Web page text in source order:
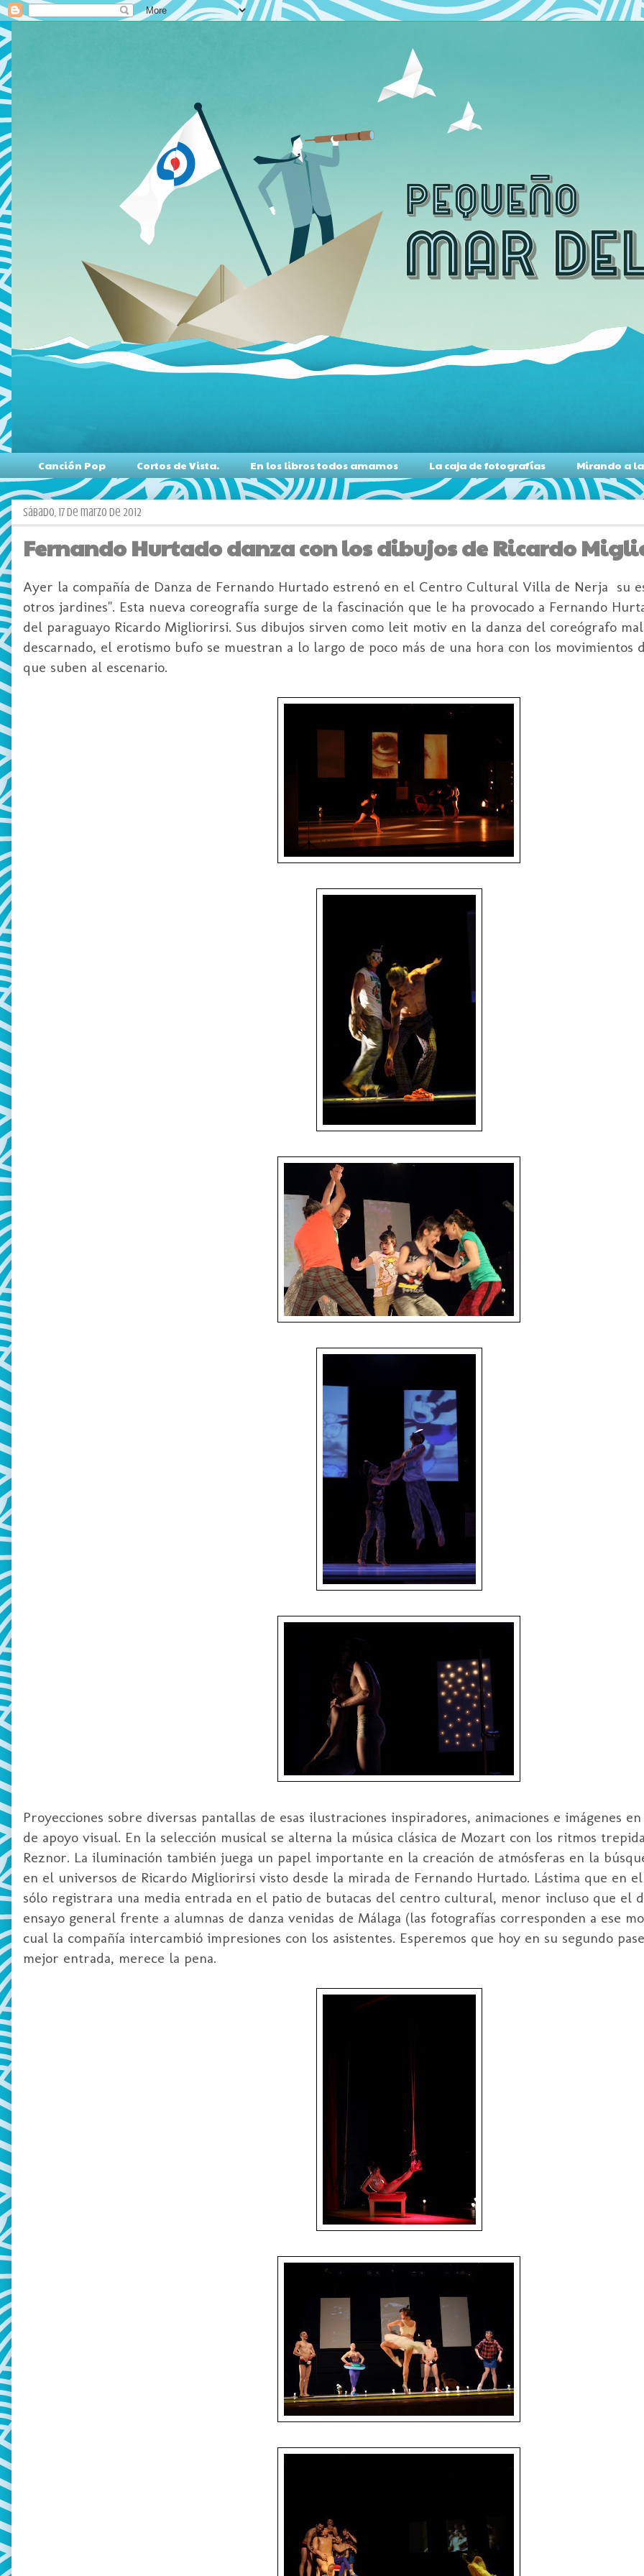
Canción Pop Cortos de Vista. En los libros todos amamos La caja de fotografías Mirando a
sábado, 17 de marzo de 2012
Fernando Hurtado danza con los dibujos de Ricardo
Ayer la compañía de Danza de Fernando Hurtado estrenó en el Centro Cultural Villa de Nerja su
otros jardines". Esta nueva coreografía surge de la fascinación que le ha provocado a Fernando
del paraguayo Ricardo Migliorirsi. Sus dibujos sirven como leit motiv en la danza del coreógrafo
descarnado, el erotismo bufo se muestran a lo largo de poco más de una hora con los movimientos
que suben al escenario.
Proyecciones sobre diversas pantallas de esas ilustraciones inspiradores, animaciones e imágenes
de apoyo visual. En la selección musical se alterna la música clásica de Mozart con los ritmos
Reznor. La iluminación también juega un papel importante en la creación de atmósferas en la
en el universos de Ricardo Migliorirsi visto desde la mirada de Fernando Hurtado. Lástima que en
sólo registrara una media entrada en el patio de butacas del centro cultural, menor incluso que el
ensayo general frente a alumnas de danza venidas de Málaga (las fotografías corresponden a ese
cual la compañía intercambió impresiones con los asistentes. Esperemos que hoy en su segundo
mejor entrada, merece la pena.